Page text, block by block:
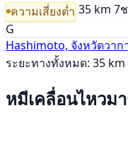
ความเสี่ยงต่ำ 35 km 7
G
Hashimoto, จังหวัดวาก
ระยะทางทั้งหมด: 35 km
หมีเคลื่อนไหวม